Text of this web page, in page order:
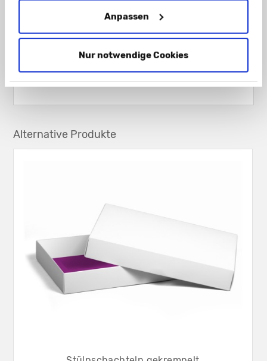
Anpassen
Nur notwendige Cookies
Alternative Produkte